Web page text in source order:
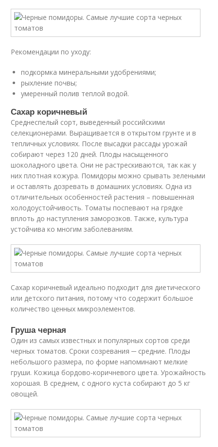
Рекомендации по уходу:
подкормка минеральными удобрениями;
рыхление почвы;
умеренный полив теплой водой.
Сахар коричневый
Среднеспелый сорт, выведенный российскими
селекционерами. Выращивается в открытом грунте и в
тепличных условиях. После высадки рассады урожай
собирают через 120 дней. Плоды насыщенного
шоколадного цвета. Они не растрескиваются, так как у
них плотная кожура. Помидоры можно срывать зелеными
и оставлять дозревать в домашних условиях. Одна из
отличительных особенностей растения – повышенная
холодоустойчивость. Томаты поспевают на грядке
вплоть до наступления заморозков. Также, культура
устойчива ко многим заболеваниям.
Сахар коричневый идеально подходит для диетического
или детского питания, потому что содержит большое
количество ценных микроэлементов.
Груша черная
Один из самых известных и популярных сортов среди
черных томатов. Сроки созревания ─ средние. Плоды
небольшого размера, по форме напоминают мелкие
груши. Кожица бордово-коричневого цвета. Урожайность
хорошая. В среднем, с одного куста собирают до 5 кг
овощей.